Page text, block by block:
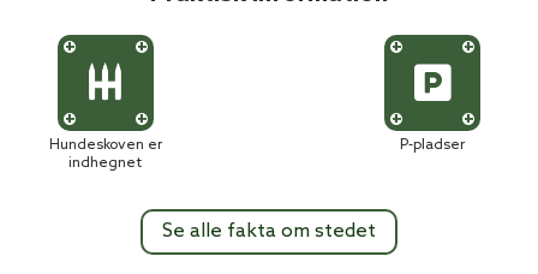
Hundeskoven er
indhegnet
P-pladser
Se alle fakta om stedet